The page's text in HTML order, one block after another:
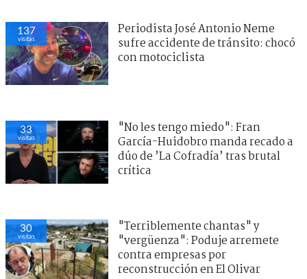
137
visitas
Periodista José Antonio Neme
sufre accidente de tránsito: chocó
con motociclista
33
visitas
"No les tengo miedo": Fran
García-Huidobro manda recado a
dúo de ’La Cofradía’ tras brutal
crítica
30
visitas
"Terriblemente chantas" y
"vergüenza": Poduje arremete
contra empresas por
reconstrucción en El Olivar